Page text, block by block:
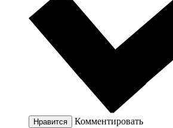
Нравится Комментировать